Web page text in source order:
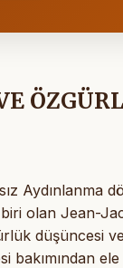
Aydınlanma
olan Jean-
düşüncesi ve
bakımından ele